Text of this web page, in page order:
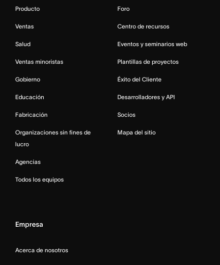
Producto
Ventas
Salud
Ventas minoristas
Gobierno
Educación
Fabricación
Organizaciones sin fines de
lucro
Agencias
Todos los equipos
Foro
Centro de recursos
Eventos y seminarios web
Plantillas de proyectos
Éxito del Cliente
Desarrolladores y API
Socios
Mapa del sitio
Empresa
Acerca de nosotros